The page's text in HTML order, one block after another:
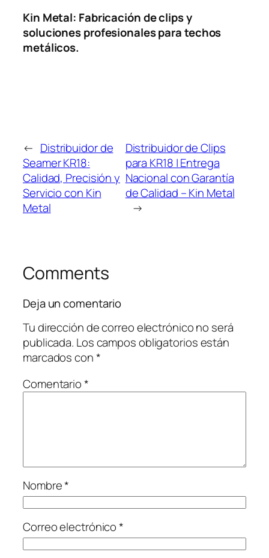
Kin Metal: Fabricación de clips y
soluciones profesionales para techos
metálicos.
← Distribuidor de
Seamer KR18:
Calidad, Precisión y
Servicio con Kin
Metal
Distribuidor de Clips
para KR18 | Entrega
Nacional con Garantía
de Calidad – Kin Metal
→
Comments
Deja un comentario
Tu dirección de correo electrónico no será
publicada. Los campos obligatorios están
marcados con*
Comentario*
Nombre*
Correo electrónico*